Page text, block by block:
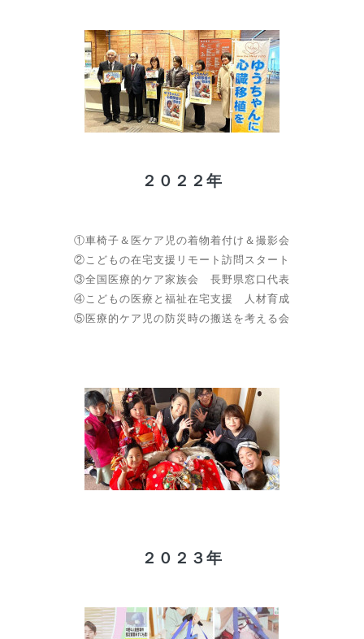
２０２２年
①車椅子＆医ケア児の着物着付け＆撮影会
②こどもの在宅支援リモート訪問スタート
③全国医療的ケア家族会 長野県窓口代表
④こどもの医療と福祉在宅支援 人材育成
⑤医療的ケア児の防災時の搬送を考える会
２０２３年